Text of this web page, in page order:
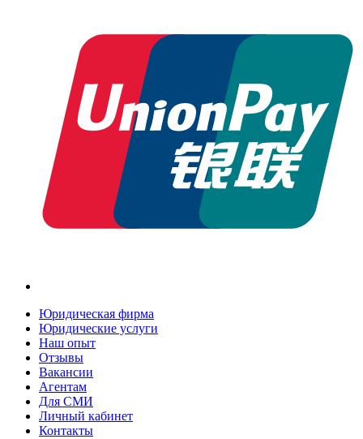
Юридическая фирма
Юридические услуги
Наш опыт
Отзывы
Вакансии
Агентам
Для СМИ
Личный кабинет
Контакты